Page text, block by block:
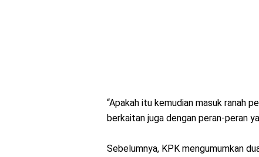
“Apakah itu kemudian masuk ranah
berkaitan juga dengan peran-peran
Sebelumnya, KPK mengumumkan